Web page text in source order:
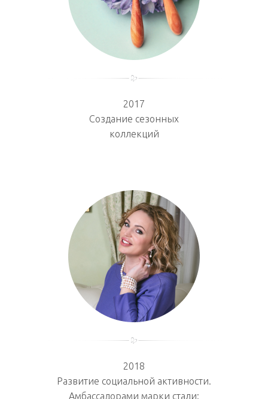
2017
Создание сезонных
коллекций
2018
Развитие социальной активности.
Амбассадорами марки стали: